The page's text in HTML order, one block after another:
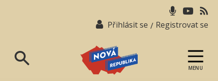
Přihlásit se / Registrovat se
MENU